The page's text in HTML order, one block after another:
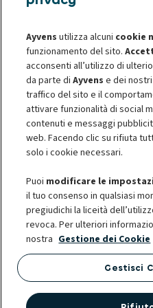
Come richiedere la
Analisi della
Tempi di gestione della
della voltura
Errata intestazione
Cosa si intende per
contratto di noleggio
Penale per recesso
consegnato)
Assistenza Clienti
Chi siamo
Informative privacy
Privacy - Diritti degli interessati
Société Générale
Risoluzione Controversie
© 2026 Ayvens è uno dei leader
impegnato a migliorare la qualità
aziende nazionali, internazionali e
Gruppo gestisce contratti di
molteplici soluzioni di mobilità per
paesi, con oltre 14.000 dipendenti,
Ayvens utilizza alcuni cookie
funzionamento del sito.
acconsenti all’utilizzo di
da parte diAyvens e dei
traffico del sito e il
attivare funzionalità di social
contenuti e messaggi
web. Facendo clic su rifiuta
solo i cookie necessari.
Puoi modificare le
il tuo consenso in qualsiasi
pregiudichi la liceità
revoca. Per ulteriori
nostra Gestione dei Cookie
Gestisci